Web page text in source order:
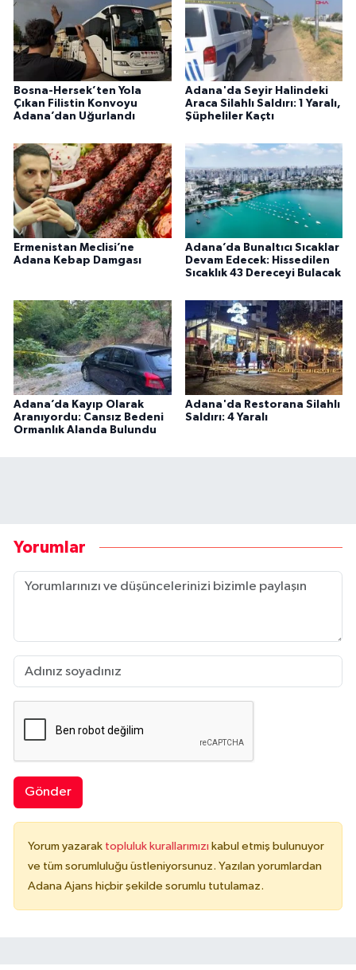
Bosna-Hersek’ten Yola
Çıkan Filistin Konvoyu
Adana’dan Uğurlandı
Adana'da Seyir Halindeki
Araca Silahlı Saldırı: 1 Yaralı,
Şüpheliler Kaçtı
Ermenistan Meclisi’ne
Adana Kebap Damgası
Adana’da Bunaltıcı Sıcaklar
Devam Edecek: Hissedilen
Sıcaklık 43 Dereceyi Bulacak
Adana’da Kayıp Olarak
Aranıyordu: Cansız Bedeni
Ormanlık Alanda Bulundu
Adana'da Restorana Silahlı
Saldırı: 4 Yaralı
Yorumlar
Gönder
Yorum yazarak topluluk kurallarımızı kabul etmiş bulunuyor
ve tüm sorumluluğu üstleniyorsunuz. Yazılan yorumlardan
Adana Ajans hiçbir şekilde sorumlu tutulamaz.